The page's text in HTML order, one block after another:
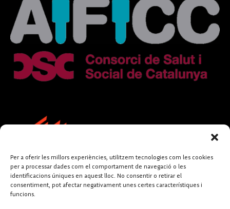
Per a oferir les millors experiències, utilitzem tecnologies com les cookies
per a processar dades com el comportament de navegació o les
identificacions úniques en aquest lloc. No consentir o retirar el
consentiment, pot afectar negativament unes certes característiques i
funcions.